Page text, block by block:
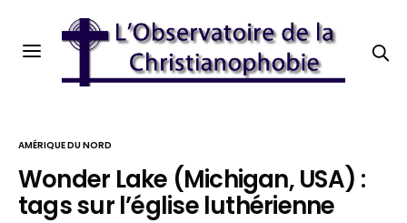
AMÉRIQUE DU NORD
Wonder Lake (Michigan, USA) :
tags sur l’église luthérienne